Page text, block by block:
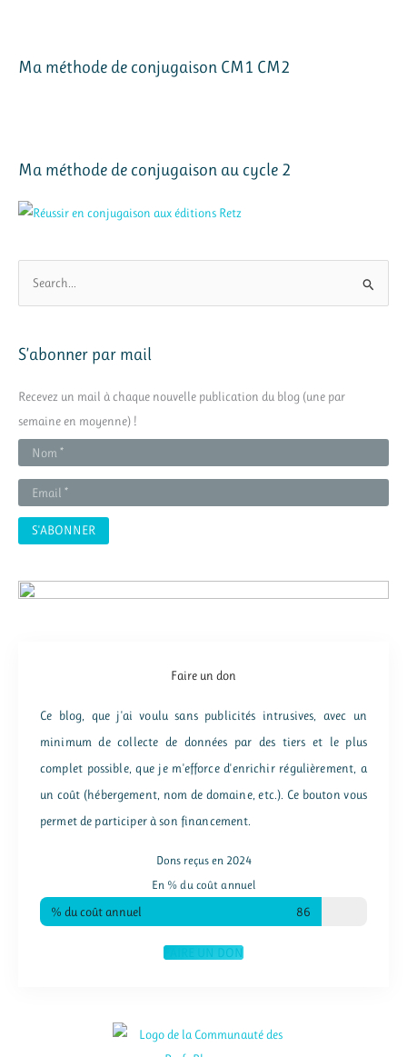
Ma méthode de conjugaison CM1 CM2
Ma méthode de conjugaison au cycle 2
h
r
c
h
e
:
S’abonner par mail
Recevez un mail à chaque nouvelle publication du blog (une par
semaine en moyenne) !
Faire un don
Ce blog, que j'ai voulu sans publicités intrusives, avec un
minimum de collecte de données par des tiers et le plus
complet possible, que je m'efforce d'enrichir régulièrement, a
un coût (hébergement, nom de domaine, etc.). Ce bouton vous
permet de participer à son financement.
Dons reçus en 2024
En % du coût annuel
% du coût annuel 86
FAIRE UN DON